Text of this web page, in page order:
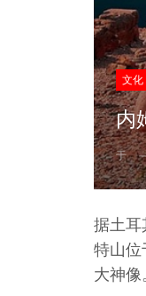
文化
内
于
据土耳
特山位
大神像